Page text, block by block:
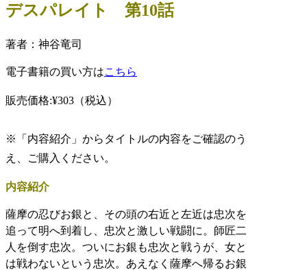
デスパレイト 第10話
著者：神谷竜司
電子書籍の買い方はこちら
販売価格:¥303 （税込）
※「内容紹介」からタイトルの内容をご確認のう
え、ご購入ください。
内容紹介
薩摩の忍びお銀と、その頭の右近と左近は忠次を
追って明へ到着し、忠次と激しい戦闘に。師匠二
人を倒す忠次。ついにお銀も忠次と戦うが、女と
は戦わないという忠次。あえなく薩摩へ帰るお銀